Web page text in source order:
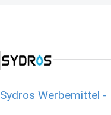
Sydros Werbemittel -